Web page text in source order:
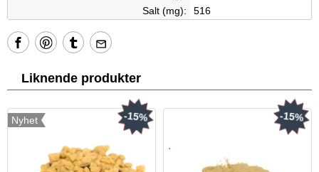
Salt (mg):
516
Liknende produkter
Nyhet -15% -15%